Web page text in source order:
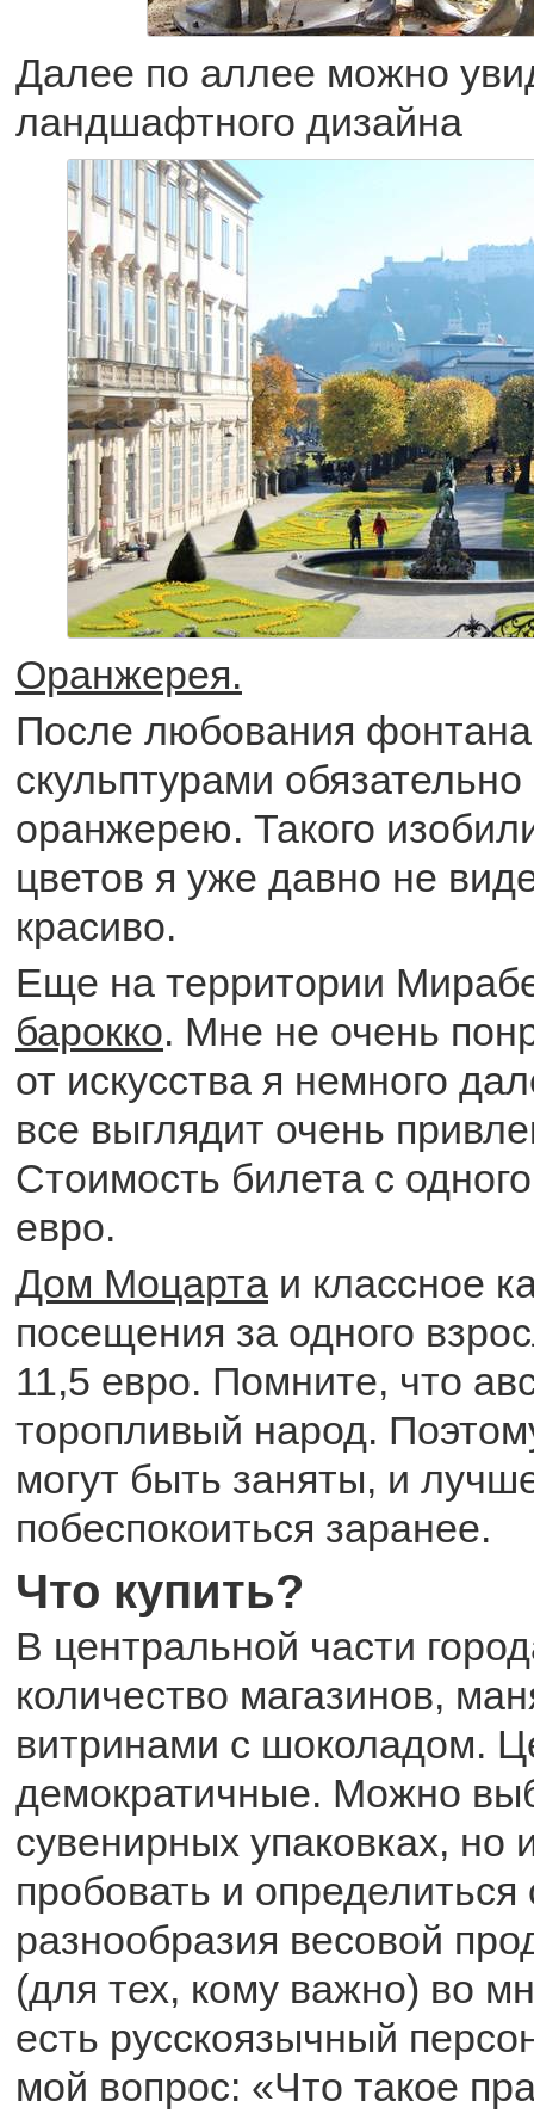
Далее по аллее можно
ландшафтного дизайна
Оранжерея.
После любования
скульптурами обязательно
оранжерею. Такого
цветов я уже давно не
красиво.
Еще на территории
барокко. Мне не очень
от искусства я немного
все выглядит очень
Стоимость билета с
евро.
Дом Моцарта и классное
посещения за одного
11,5 евро. Помните, что
торопливый народ.
могут быть заняты, и
побеспокоиться заранее.
Что купить?
В центральной части
количество магазинов,
витринами с шоколадом.
демократичные. Можно
сувенирных упаковках, но
пробовать и определиться
разнообразия весовой
(для тех, кому важно) во
есть русскоязычный
мой вопрос: «Что такое